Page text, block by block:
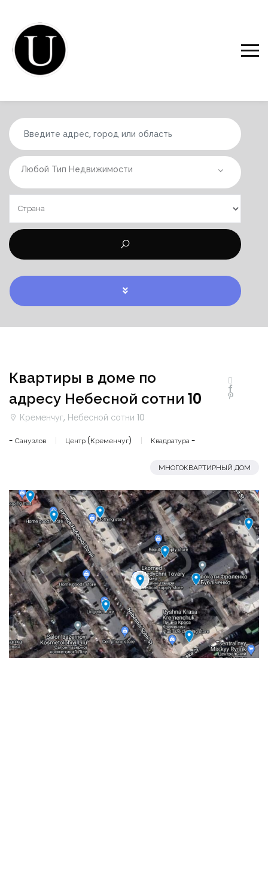
Любой Тип Недвижимости
Квартиры в доме по
адресу Небесной сотни 10
Кременчуг, Небесной сотни 10
- Санузлов Центр (Кременчуг) Квадратура -
МНОГОКВАРТИРНЫЙ ДОМ